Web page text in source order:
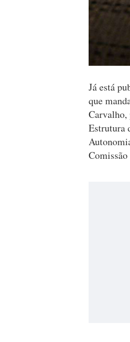
Já está
que
Carvalho,
Estrutura